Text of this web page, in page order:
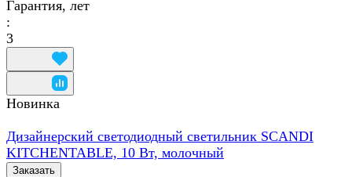
Гарантия, лет
:
3
Новинка
Дизайнерский светодиодный светильник SCANDI
KITCHENTABLE, 10 Вт, молочный
Заказать